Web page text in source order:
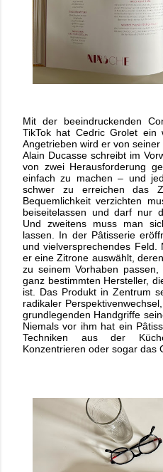
Mit der beeindruckenden
TikTok hat Cedric Grolet ein
Angetrieben wird er von
Alain Ducasse schreibt im
von zwei Herausforderung
einfach zu machen – und
schwer zu erreichen das
Bequemlichkeit verzichten
beiseitelassen und darf nur
Und zweitens muss man
lassen. In der Pâtisserie
und vielversprechendes
er eine Zitrone auswählt,
zu seinem Vorhaben
ganz bestimmten Hersteller,
ist. Das Produkt in Zentrum
radikaler
grundlegenden Handgriffe
Niemals vor ihm hat ein
Techniken aus der
Konzentrieren oder sogar das